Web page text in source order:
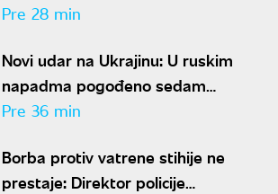
prevezena u Urgentni centar
Pre 28 min
Novi udar na Ukrajinu: U ruskim
napadma pogođeno sedam
objekata kompanije Ukrnafta
Pre 36 min
Borba protiv vatrene stihije ne
prestaje: Direktor policije